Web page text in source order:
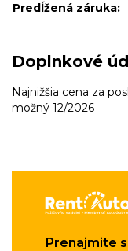
Predĺžená záruka:
Doplnkové
Najnižšia cena za
možný 12/2026
Prenajmite